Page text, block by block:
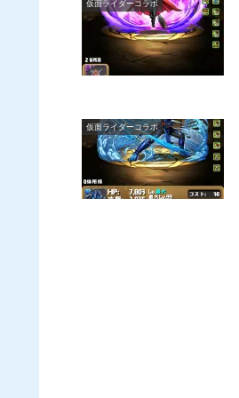
仮面ライダーコラボ
仮面ライダーコラボ